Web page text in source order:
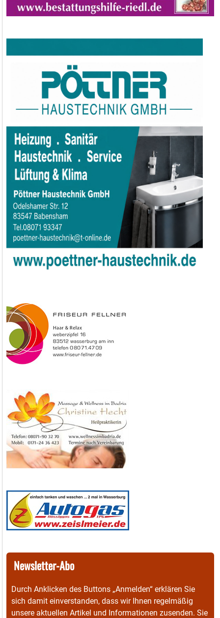
Newsletter-Abo
Durch Anklicken des Buttons „Anmelden“ erklären Sie
sich damit einverstanden, dass wir Ihnen regelmäßig
unsere aktuellen Artikel und Informationen zusenden. Sie